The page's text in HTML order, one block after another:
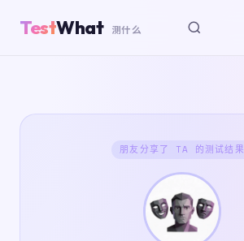
TestWhat 测什么
朋友分享了 TA 的测试结果